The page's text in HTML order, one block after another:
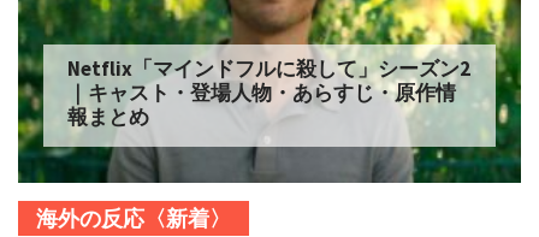
Netflix「自由研究には向かない殺人」シー
ズン2 配信へ｜キャスト・登場人物・あらす
じ・原作情報まとめ
海外の反応〈新着〉